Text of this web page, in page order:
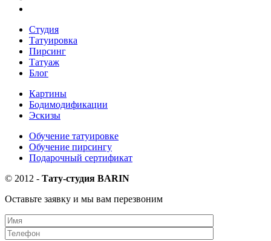
Студия
Татуировка
Пирсинг
Татуаж
Блог
Картины
Бодимодификации
Эскизы
Обучение татуировке
Обучение пирсингу
Подарочный сертификат
© 2012 - Тату-студия BARIN
Оставьте заявку и мы вам перезвоним